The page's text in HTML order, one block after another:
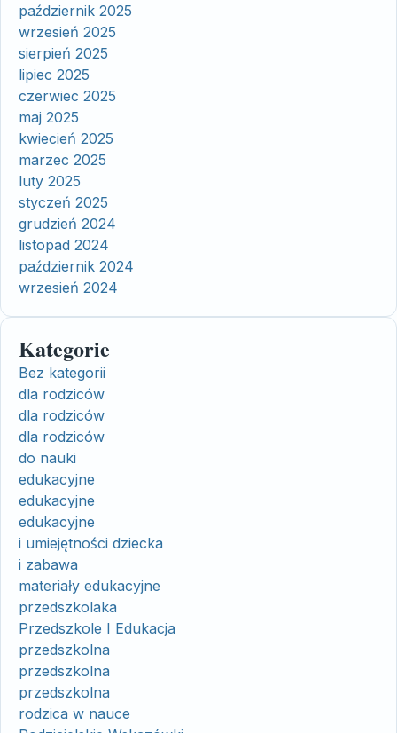
październik 2025
wrzesień 2025
sierpień 2025
lipiec 2025
czerwiec 2025
maj 2025
kwiecień 2025
marzec 2025
luty 2025
styczeń 2025
grudzień 2024
listopad 2024
październik 2024
wrzesień 2024
Kategorie
Bez kategorii
dla rodziców
dla rodziców
dla rodziców
do nauki
edukacyjne
edukacyjne
edukacyjne
i umiejętności dziecka
i zabawa
materiały edukacyjne
przedszkolaka
Przedszkole I Edukacja
przedszkolna
przedszkolna
przedszkolna
rodzica w nauce